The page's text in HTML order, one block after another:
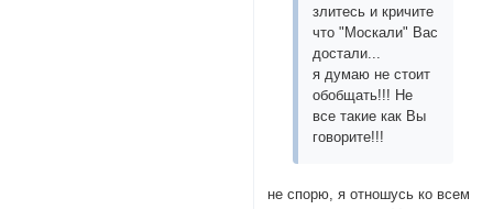
злитесь и кричите
что "Москали" Вас
достали...
я думаю не стоит
обобщать!!! Не
все такие как Вы
говорите!!!
не спорю, я отношусь ко всем